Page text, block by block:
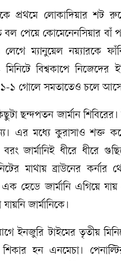
প্রথমে লোকাদিয়ার শট
বল পেয়ে কোমেনেনসিয়ার বাঁ
লেগে ম্যানুয়েল নয়্যারকে
বিশ্বকাপে নিজেদের
১-১ গোলে সমতাতেও চলে
ছন্দপতন জার্মান শিবিরের।
এর মধ্যে কুরাসাও শক্ত
বরং জার্মানিই ধীরে ধীরে
মাথায় ব্রাউনের কর্নার
এক হেডে জার্মানি এগিয়ে
জার্মানিকে।
ইনজুরি টাইমের তৃতীয়
হন এনমেচা।